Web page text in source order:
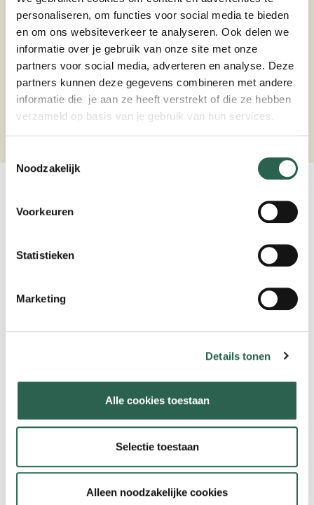
personaliseren, om functies voor social media te bieden
en om ons websiteverkeer te analyseren. Ook delen we
informatie over je gebruik van onze site met onze
partners voor social media, adverteren en analyse. Deze
partners kunnen deze gegevens combineren met andere
informatie die je aan ze heeft verstrekt of die ze hebben
verzameld op basis van je gebruik van hun services.
Noodzakelijk
Voorkeuren
Statistieken
Marketing
Details tonen
Alle cookies toestaan
Selectie toestaan
Alleen noodzakelijke cookies
Vathorst
Top 3 SBI sectoren:
1. Groot en detailhandel
2. Industrie
3. Onderwijs
Bekijk Vathorst met de 3D
Cityplanner
Ben je benieuwd naar hoe de werklocatie eruit
ziet? Bekijk dan de 3D weergave en ontdek het